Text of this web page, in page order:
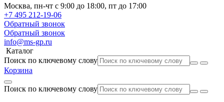
Москва, пн-чт с 9:00 до 18:00, пт до 17:00
+7 495 212-19-06
Обратный звонок
Обратный звонок
info@ms-gp.ru
Каталог
Поиск по ключевому слову
Корзина
Поиск по ключевому слову